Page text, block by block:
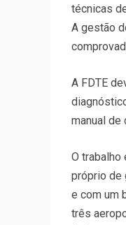
técnicas
A gestão
A FDTE
manual
O trabalho
próprio de
e com um
três